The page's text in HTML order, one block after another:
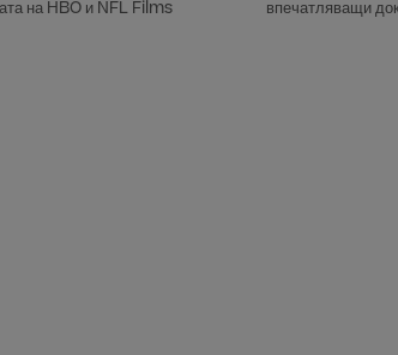
на HBO и NFL Films
впечатляващи